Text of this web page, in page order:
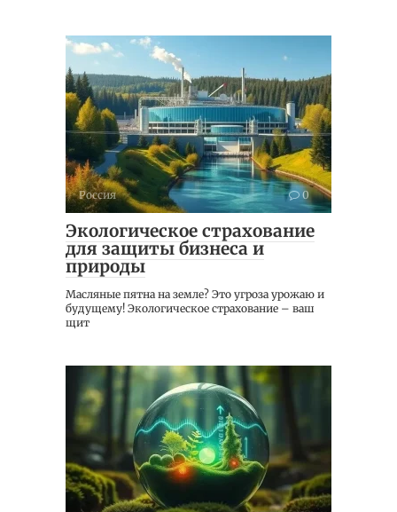
Россия 0
Экологическое страхование
для защиты бизнеса и
природы
Масляные пятна на земле? Это угроза урожаю и
будущему! Экологическое страхование – ваш
щит